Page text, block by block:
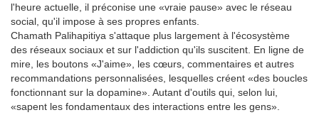
l'heure actuelle, il préconise une «vraie pause» avec le réseau
social, qu'il impose à ses propres enfants.
Chamath Palihapitiya s'attaque plus largement à l'écosystème
des réseaux sociaux et sur l'addiction qu'ils suscitent. En ligne de
mire, les boutons «J'aime», les cœurs, commentaires et autres
recommandations personnalisées, lesquelles créent «des boucles
fonctionnant sur la dopamine». Autant d'outils qui, selon lui,
«sapent les fondamentaux des interactions entre les gens».